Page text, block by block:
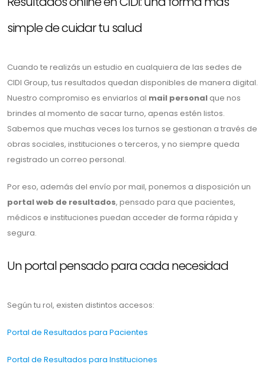
simple de cuidar tu salud
Cuando te realizás un estudio en cualquiera de las sedes de
CIDI Group, tus resultados quedan disponibles de manera digital.
Nuestro compromiso es enviarlos al mail personal que nos
brindes al momento de sacar turno, apenas estén listos.
Sabemos que muchas veces los turnos se gestionan a través de
obras sociales, instituciones o terceros, y no siempre queda
registrado un correo personal.
Por eso, además del envío por mail, ponemos a disposición un
portal web de resultados, pensado para que pacientes,
médicos e instituciones puedan acceder de forma rápida y
segura.
Un portal pensado para cada necesidad
Según tu rol, existen distintos accesos:
Portal de Resultados para Pacientes
Portal de Resultados para Instituciones